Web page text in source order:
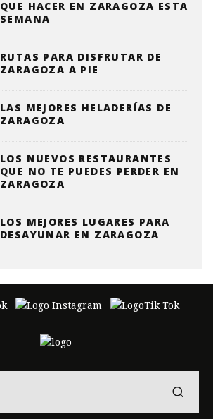
QUE HACER EN ZARAGOZA ESTA
SEMANA
RUTAS PARA DISFRUTAR DE
ZARAGOZA A PIE
LAS MEJORES HELADERÍAS DE
ZARAGOZA
LOS NUEVOS RESTAURANTES
QUE NO TE PUEDES PERDER EN
ZARAGOZA
LOS MEJORES LUGARES PARA
DESAYUNAR EN ZARAGOZA